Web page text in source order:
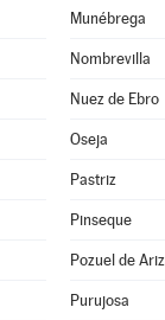
Munébrega
Nombrevilla
Nuez de Ebro
Oseja
Pastriz
Pinseque
Pozuel de
Purujosa